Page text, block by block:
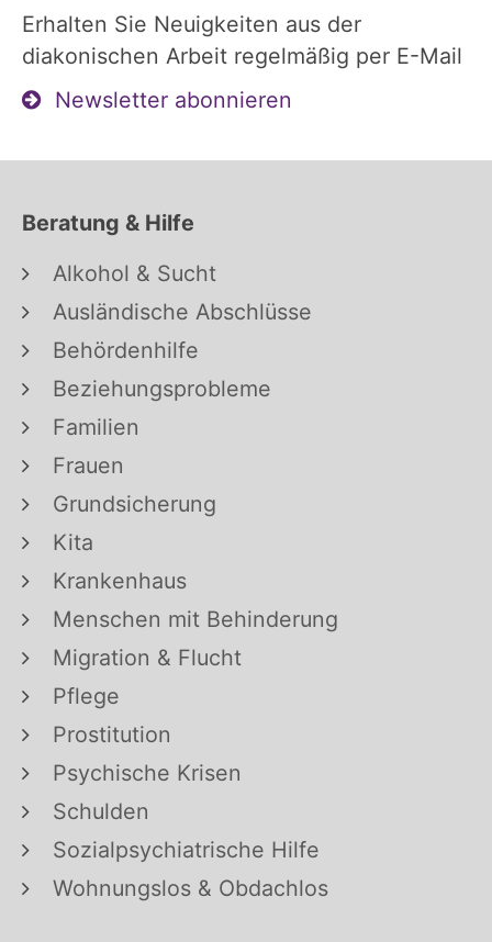
Erhalten Sie Neuigkeiten aus der
diakonischen Arbeit regelmäßig per E-Mail
Newsletter abonnieren
Beratung & Hilfe
Alkohol & Sucht
Ausländische Abschlüsse
Behördenhilfe
Beziehungsprobleme
Familien
Frauen
Grundsicherung
Kita
Krankenhaus
Menschen mit Behinderung
Migration & Flucht
Pflege
Prostitution
Psychische Krisen
Schulden
Sozialpsychiatrische Hilfe
Wohnungslos & Obdachlos